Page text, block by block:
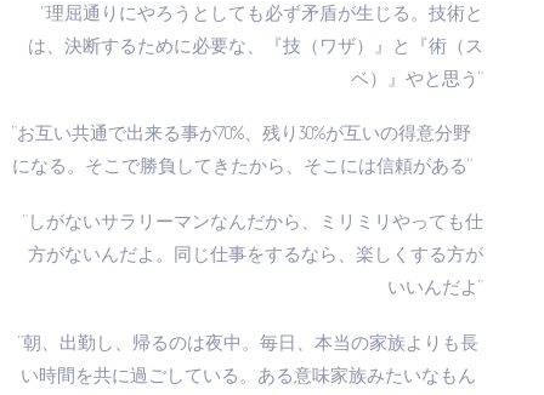
”理屈通りにやろうとしても必ず矛盾が生じる。技術と
は、決断するために必要な、『技（ワザ）』と『術（ス
ベ）』やと思う”
”お互い共通で出来る事が70%、残り30%が互いの得意分野
になる。そこで勝負してきたから、そこには信頼がある”
”しがないサラリーマンなんだから、ミリミリやっても仕
方がないんだよ。同じ仕事をするなら、楽しくする方が
いいんだよ”
”朝、出勤し、帰るのは夜中。毎日、本当の家族よりも長
い時間を共に過ごしている。ある意味家族みたいなもん